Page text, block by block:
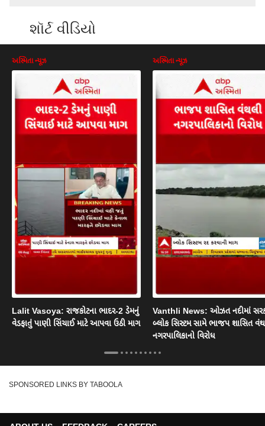
શૉર્ટ વીડિયો
અસ્મિતા ન્યૂઝ
Lalit Vasoya: રાજકોટના ભાદર-2 ડેમનું
વેડફાતું પાણી સિંચાઈ માટે આપવા ઉઠી માગ
અસ્મિતા ન્યૂઝ
Vanthli News: ઓઝત નદીમાં
બ્લોક સિસ્ટમ સામે ભાજપ શાસિત
નગરપાલિકાનો વિરોધ
SPONSORED LINKS BY TABOOLA